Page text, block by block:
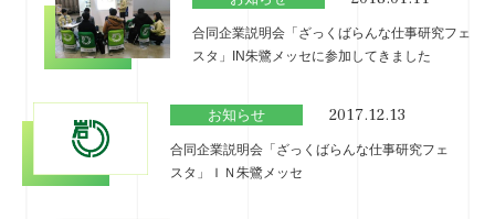
合同企業説明会「ざっくばらんな仕事研究フェ
スタ」IN朱鷺メッセに参加してきました
お知らせ 2017.12.13
合同企業説明会「ざっくばらんな仕事研究フェ
スタ」ＩＮ朱鷺メッセ